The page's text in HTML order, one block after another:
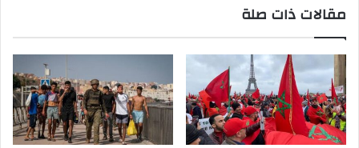
مقالات ذات صلة